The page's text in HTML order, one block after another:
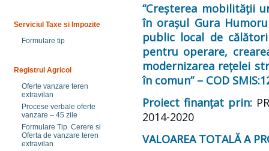
Serviciul Taxe si Impozite
Formulare tip
Registrul Agricol
Oferte vanzare teren
extravilan
Procese verbale oferte
vanzare – 45 zile
Formulare Tip. Cerere si
Oferta de vanzare teren
extravilan
“Creșterea mobilității
în orașul Gura
public local de
pentru operare,
modernizarea rețelei
în comun” – COD
Proiect finanțat prin:
2014-2020
VALOAREA TOTALĂ A